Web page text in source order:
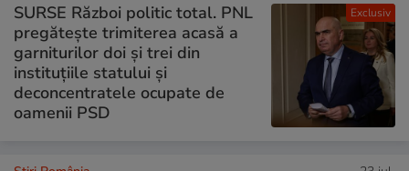
Exclusiv
SURSE Război politic total. PNL
pregătește trimiterea acasă a
garniturilor doi și trei din
instituțiile statului și
deconcentratele ocupate de
oamenii PSD